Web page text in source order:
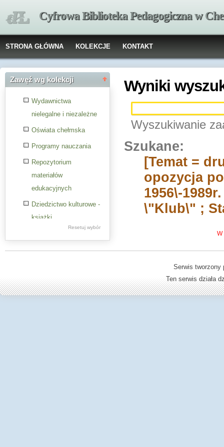
Cyfrowa Biblioteka Pedagogiczna w
STRONA GŁÓWNA KOLEKCJE KONTAKT
Zawęź wg kolekcji
Wydawnictwa
nielegalne i niezależne
Oświata chełmska
Programy nauczania
Repozytorium
materiałów
edukacyjnych
Dziedzictwo kulturowe -
książki
Resetuj wybór
Wyniki
Wyszukiwanie
Szukane:
[Temat =
opozycja
1956\-
\"Klub\" ;
W
Serwis
Ten serwis działa